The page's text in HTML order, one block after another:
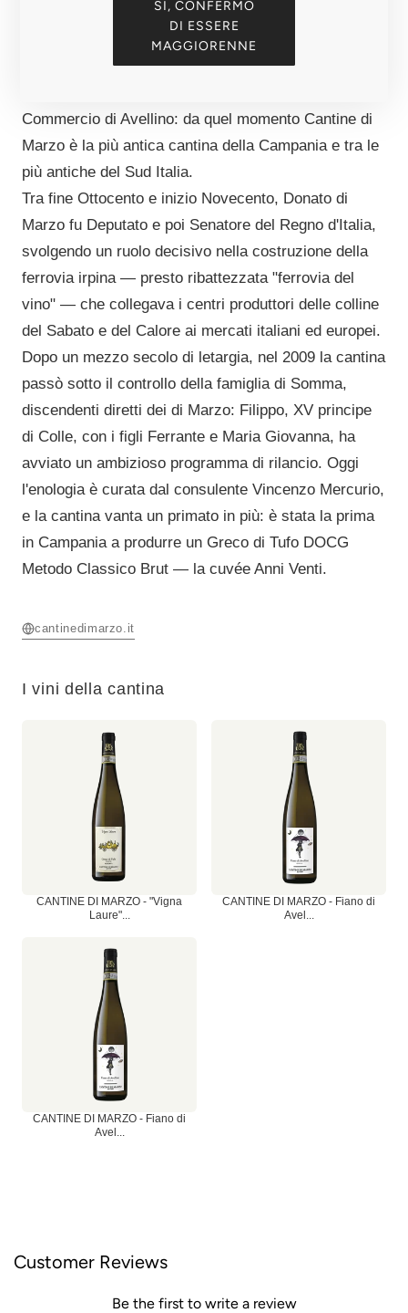
dove i vini riposano ancora oggi nella stessa
penombra di quattrocento anni fa. Nel 1827 Vitantonio
di Marzo fondò ufficialmente l'Azienda Agraria di
Commercio di Avellino: da quel momento Cantine di
Marzo è la più antica cantina della Campania e tra le
più antiche del Sud Italia.
Tra fine Ottocento e inizio Novecento, Donato di
Marzo fu Deputato e poi Senatore del Regno d'Italia,
svolgendo un ruolo decisivo nella costruzione della
ferrovia irpina — presto ribattezzata "ferrovia del
vino" — che collegava i centri produttori delle colline
del Sabato e del Calore ai mercati italiani ed europei.
Dopo un mezzo secolo di letargia, nel 2009 la cantina
passò sotto il controllo della famiglia di Somma,
discendenti diretti dei di Marzo: Filippo, XV principe
di Colle, con i figli Ferrante e Maria Giovanna, ha
avviato un ambizioso programma di rilancio. Oggi
l'enologia è curata dal consulente Vincenzo Mercurio,
e la cantina vanta un primato in più: è stata la prima
in Campania a produrre un Greco di Tufo DOCG
Metodo Classico Brut — la cuvée Anni Venti.
cantinedimarzo.it
I vini della cantina
CANTINE DI MARZO - "Vigna
Laure"...
CANTINE DI MARZO - Fiano di
Avel...
CANTINE DI MARZO - Fiano di
Avel...
Customer Reviews
Be the first to write a review
SI, CONFERMO
DI ESSERE
MAGGIORENNE